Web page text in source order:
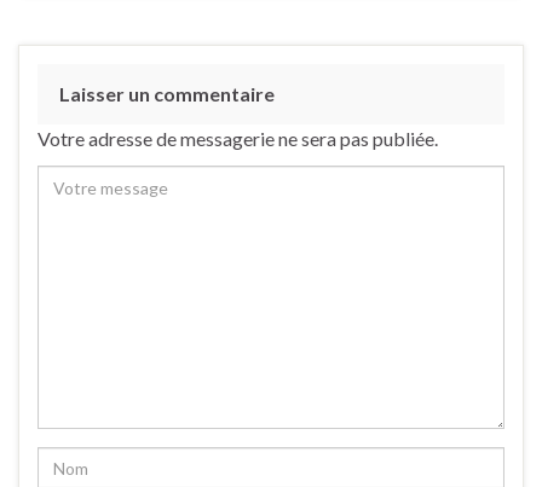
Laisser un commentaire
Votre adresse de messagerie ne sera pas publiée.